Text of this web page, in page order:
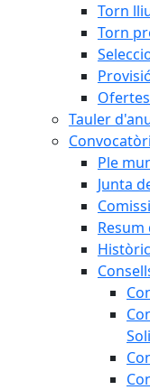
Torn
Torn
Tauler
Ple
Junta